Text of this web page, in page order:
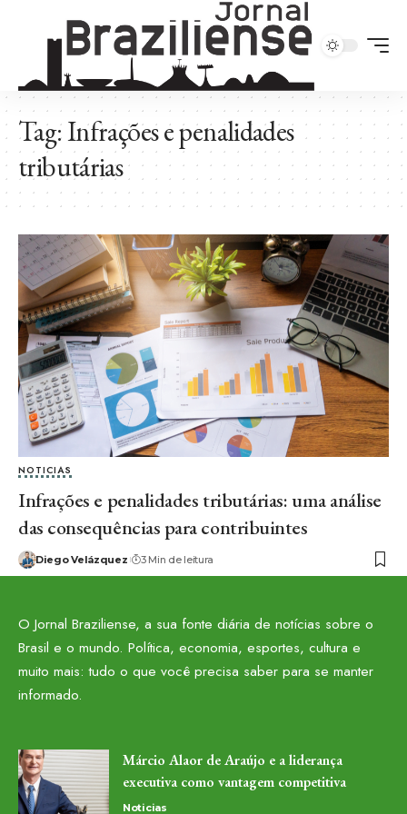
Tag:Infrações e penalidades
tributárias
NOTICIAS
Infrações e penalidades tributárias: uma análise
das consequências para contribuintes
Diego Velázquez 3 Min de leitura
O Jornal Braziliense, a sua fonte diária de notícias sobre o
Brasil e o mundo. Política, economia, esportes, cultura e
muito mais: tudo o que você precisa saber para se manter
informado.
Márcio Alaor de Araújo e a liderança
executiva como vantagem competitiva
Noticias